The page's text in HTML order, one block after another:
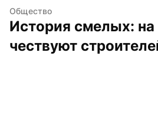
Общество
История смелых:
чествуют